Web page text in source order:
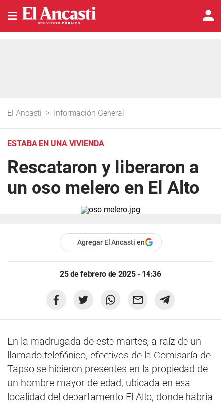
El Ancasti > Información General
ESTABA EN UNA VIVIENDA
Rescataron y liberaron a
un oso melero en El Alto
Agregar El Ancasti en
25 de febrero de 2025 - 14:36
En la madrugada de este martes, a raíz de un
llamado telefónico, efectivos de la Comisaría de
Tapso se hicieron presentes en la propiedad de
un hombre mayor de edad, ubicada en esa
localidad del departamento El Alto, donde habría